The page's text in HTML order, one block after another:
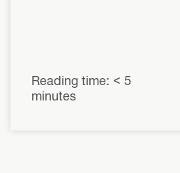
Reading time: < 5
minutes